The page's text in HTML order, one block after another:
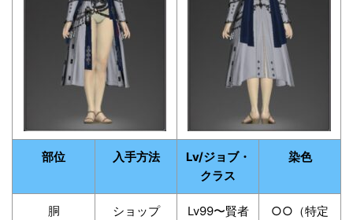
部位 入手方法
Lv/ジョブ・
クラス
染色
胴 ショップ Lv99〜賢者
○○（特定